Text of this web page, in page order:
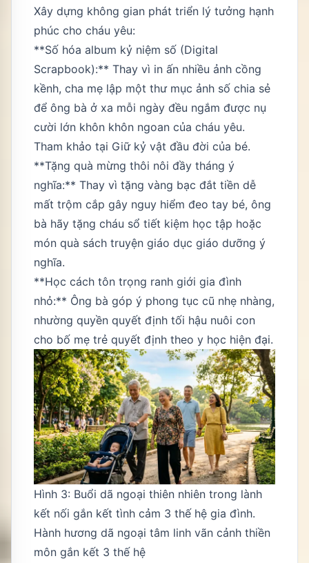
Xây dựng không gian phát triển lý tưởng hạnh
phúc cho cháu yêu:
**Số hóa album kỷ niệm số (Digital
Scrapbook):** Thay vì in ấn nhiều ảnh cồng
kềnh, cha mẹ lập một thư mục ảnh số chia sẻ
để ông bà ở xa mỗi ngày đều ngắm được nụ
cười lớn khôn khôn ngoan của cháu yêu.
Tham khảo tại Giữ kỷ vật đầu đời của bé.
**Tặng quà mừng thôi nôi đầy tháng ý
nghĩa:** Thay vì tặng vàng bạc đắt tiền dễ
mất trộm cắp gây nguy hiểm đeo tay bé, ông
bà hãy tặng cháu sổ tiết kiệm học tập hoặc
món quà sách truyện giáo dục giáo dưỡng ý
nghĩa.
**Học cách tôn trọng ranh giới gia đình
nhỏ:** Ông bà góp ý phong tục cũ nhẹ nhàng,
nhường quyền quyết định tối hậu nuôi con
cho bố mẹ trẻ quyết định theo y học hiện đại.
Hình 3: Buổi dã ngoại thiên nhiên trong lành
kết nối gắn kết tình cảm 3 thế hệ gia đình.
Hành hương dã ngoại tâm linh vãn cảnh thiền
môn gắn kết 3 thế hệ